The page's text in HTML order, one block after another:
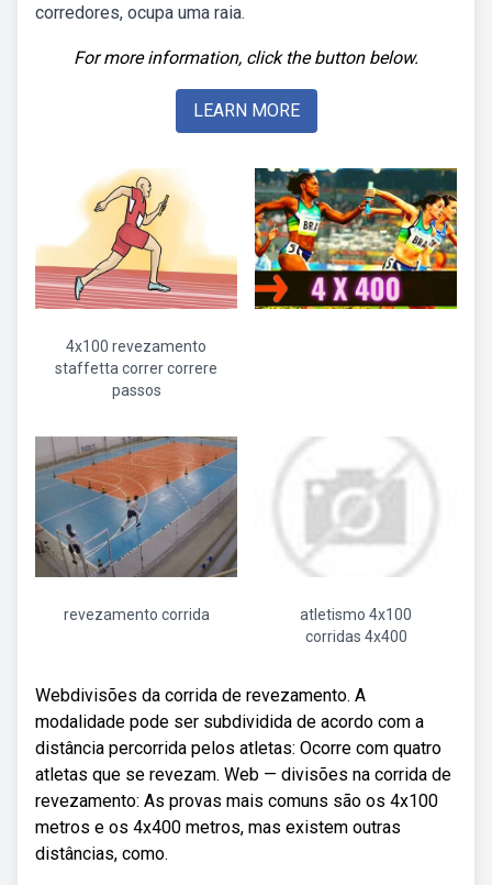
corredores, ocupa uma raia.
For more information, click the button below.
LEARN MORE
4x100 revezamento
staffetta correr correre
passos
revezamento corrida
atletismo 4x100
corridas 4x400
Webdivisões da corrida de revezamento. A
modalidade pode ser subdividida de acordo com a
distância percorrida pelos atletas: Ocorre com quatro
atletas que se revezam. Web — divisões na corrida de
revezamento: As provas mais comuns são os 4x100
metros e os 4x400 metros, mas existem outras
distâncias, como.